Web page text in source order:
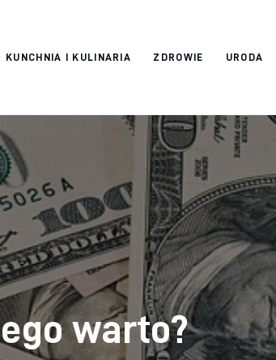
KUNCHNIA I KULINARIA ZDROWIE URODA
warto?